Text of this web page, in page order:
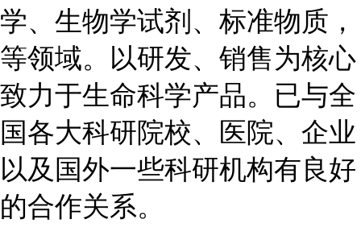
学、生物学试剂、标准物质，
等领域。以研发、销售为核心
致力于生命科学产品。已与全
国各大科研院校、医院、企业
以及国外一些科研机构有良好
的合作关系。